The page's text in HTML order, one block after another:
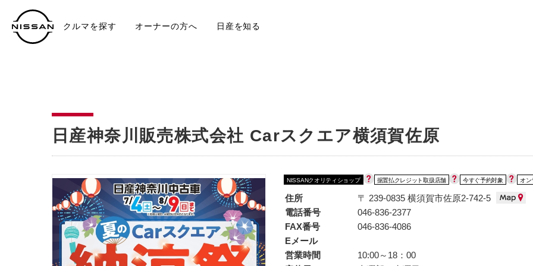
クルマを探す オーナーの方へ 日産を知る
日産神奈川販売株式会社 Carスクエア横須賀佐原
NISSANクオリティショップ 据置払クレジット取扱店舗 今すぐ予約対象 オン
住所
〒 239-0835 横須賀市佐原2-742-5
電話番号
046-836-2377
FAX番号
046-836-4086
Eメール
営業時間
10:00～18：00